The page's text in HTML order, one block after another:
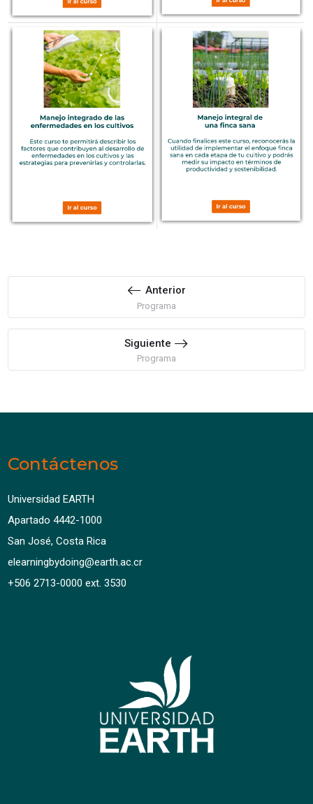
Anterior
Programa
Siguiente
Programa
Contáctenos
Universidad EARTH
Apartado 4442-1000
San José, Costa Rica
elearningbydoing@earth.ac.cr
+506 2713-0000 ext. 3530